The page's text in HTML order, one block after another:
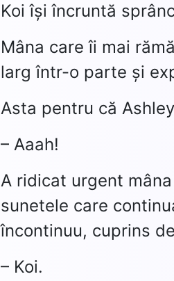
Koi își încruntă
Mâna care îi mai
larg într-o parte și
Asta pentru că
– Aaah!
A ridicat urgent
sunetele care
încontinuu, cuprins
– Koi.